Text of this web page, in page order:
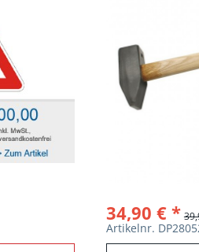
34,90 € *
Artikelnr.